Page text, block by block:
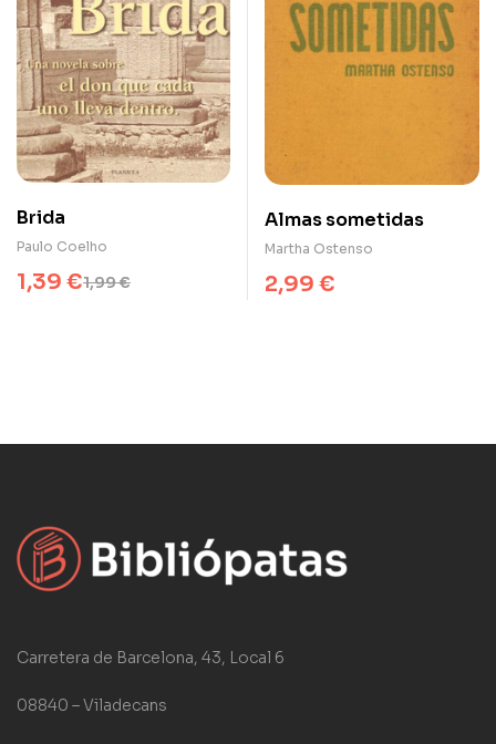
Brida
Paulo Coelho
1,99€
1,39 €
Almas sometidas
Martha Ostenso
2,99 €
Carretera de Barcelona, 43, Local 6
08840 – Viladecans